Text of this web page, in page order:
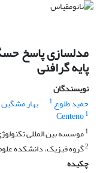
مدلسازی پاسخ
پایه گرافنی
نویسندگان
حمید طلوع 1 بهار
Centeno1
1موسسه بین المللی
2گروه فیزیک، دانشکده
چکیده